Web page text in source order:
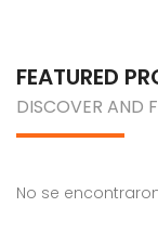
FEATURED
DISCOVER AND
No se